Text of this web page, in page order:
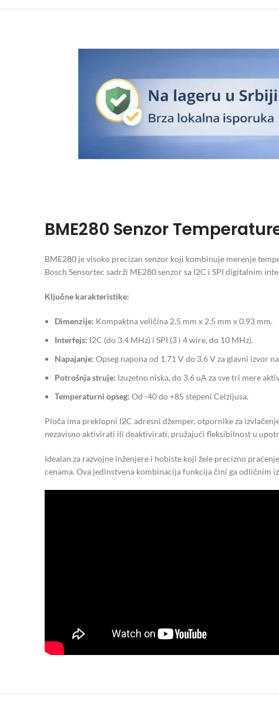
BME280 Senzor
BME280 je visoko precizan senzor koji kombinuje merenje
Bosch Sensortec sadrži ME280 senzor sa I2C i SPI digitalnim
Ključne karakteristike:
Dimenzije: Kompaktna veličina 2.5 mm x 2.5 mm x 0.93 mm.
Interfejs: I2C (do 3.4 MHz) i SPI (3 i 4 wire, do 10 MHz).
Napajanje: Opseg napona od 1.71 V do 3.6 V za glavni izvor
Potrošnja struje: Izuzetno niska, do 3.6 uA za sve tri mere
Temperaturni opseg: Od -40 do +85 stepeni Celzijusa.
Ploča ima preklopni I2C adresni džemper, otpornike za
nezavisno aktivirati ili deaktivirati, pružajući fleksibilnost u
Idealan za razvojne inženjere i hobiste koji žele precizno
cenama. Ova jedinstvena kombinacija funkcija čini ga